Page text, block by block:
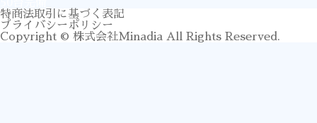
特商法取引に基づく表記
プライバシーポリシー
Copyright © 株式会社Minadia All Rights Reserved.